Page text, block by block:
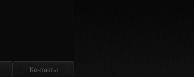
Контакты